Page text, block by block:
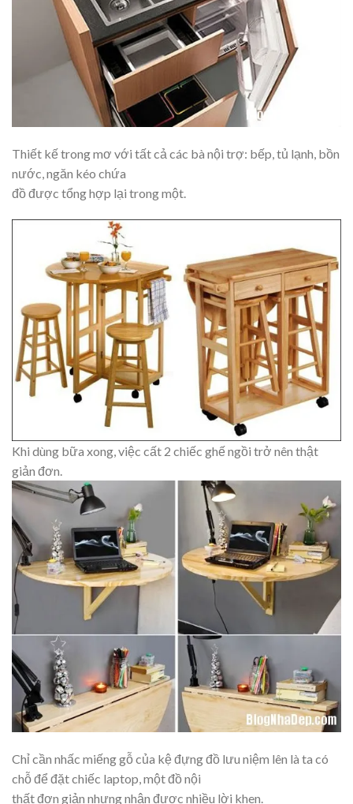
Thiết kế trong mơ với tất cả các bà nội trợ: bếp, tủ lạnh, bồn
nước, ngăn kéo chứa
đồ được tổng hợp lại trong một.
Khi dùng bữa xong, việc cất 2 chiếc ghế ngồi trở nên thật
giản đơn.
Chỉ cần nhấc miếng gỗ của kệ đựng đồ lưu niệm lên là ta có
chỗ để đặt chiếc laptop, một đồ nội
thất đơn giản nhưng nhận được nhiều lời khen.